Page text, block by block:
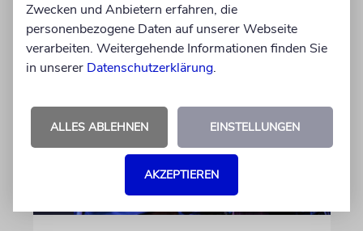
07.08.2026
Zwecken und Anbietern erfahren, die
personenbezogene Daten auf unserer Webseite
verarbeiten. Weitergehende Informationen finden Sie
in unserer Datenschutzerklärung.
ALLES ABLEHNEN EINSTELLUNGEN
AKZEPTIEREN